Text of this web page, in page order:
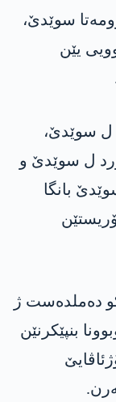
سوێدێ،
یێن
ل سوێدێ،
ل سوێدێ و
بانگا
دەملدەست ژ
بنپێکرنێن